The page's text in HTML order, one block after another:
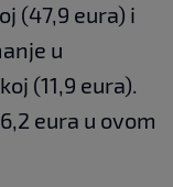
(47,9 eura) i
u
(11,9 eura).
eura u ovom